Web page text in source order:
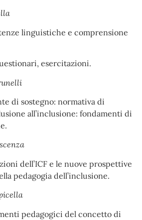
linguistiche e comprensione
esercitazioni.
di sostegno: normativa di
all’inclusione: fondamenti di
dell’ICF e le nuove prospettive
pedagogia dell’inclusione.
pedagogici del concetto di